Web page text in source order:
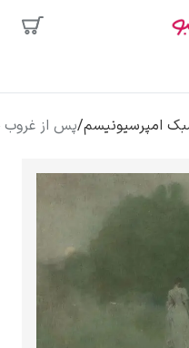
/پس از غروب – توماس دیوینگ